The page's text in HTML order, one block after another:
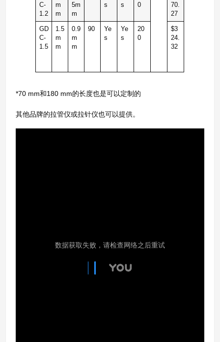
C-
1.2
m
m
5m
m
s
s
0
70.
27
GD
C-
1.5
1.5
m
m
0.9
m
m
90
Ye
s
Ye
s
20
0
$3
24.
32
*70 mm和180 mm的长度也是可以定制的
其他品牌的拉管仪或拉针仪也可以提供。